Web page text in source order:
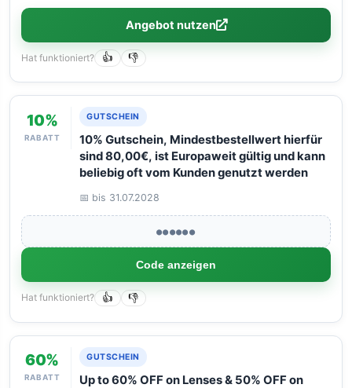
Angebot nutzen
Hat funktioniert? 👍 👎
10%
RABATT
GUTSCHEIN
10% Gutschein, Mindestbestellwert hierfür
sind 80,00€, ist Europaweit gültig und kann
beliebig oft vom Kunden genutzt werden
📅 bis 31.07.2028
●●●●●●
Code anzeigen
Hat funktioniert? 👍 👎
60%
RABATT
GUTSCHEIN
Up to 60% OFF on Lenses & 50% OFF on